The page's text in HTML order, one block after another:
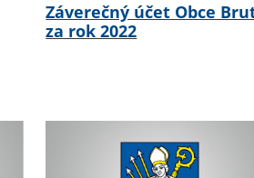
Záverečný účet Obce
za rok 2022